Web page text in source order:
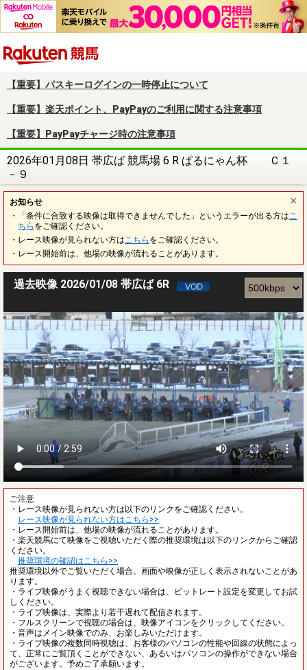
【重要】パスキーログインの一時停止について
【重要】楽天ポイント、PayPayのご利用に関する注意事項
【重要】PayPayチャージ時の注意事項
2026年01月08日 帯広ば 競馬場 6 R ぱるにゃん杯 Ｃ１
－９
お知らせ
・「条件に合致する映像は取得できませんでした」というエラーが出る方は こ
ちら をご確認ください。
・レース映像が見られない方は こちら をご確認ください。
・レース開始前は、他場の映像が流れることがあります。
過去映像 2026/01/08 帯広ば 6R
ご注意
・レース映像が見られない方は以下のリンクをご確認ください。
レース映像が見られない方はこちら>>
・レース開始前は、他場の映像が流れることがあります。
・楽天競馬にて映像をご視聴いただく際の推奨環境は以下のリンクからご確認
ください。
推奨環境の確認はこちら>>
推奨環境以外でご覧いただく場合、画面や映像が正しく表示されないことがあ
ります。
・ライブ映像がうまく視聴できない場合は、ビットレート設定を変更してお試
しください。
・ライブ映像は、実際より若干遅れて配信されます。
・フルスクリーンで視聴の場合は、映像アイコンをクリックしてください。
・音声はメイン映像でのみ、お楽しみいただけます。
・ライブ映像の複数同時視聴は、お客様のパソコンの性能や回線の状態によっ
て、正常にご覧頂くことができない、あるいはパソコンの操作ができない場合
がございます。予めご了承願います。